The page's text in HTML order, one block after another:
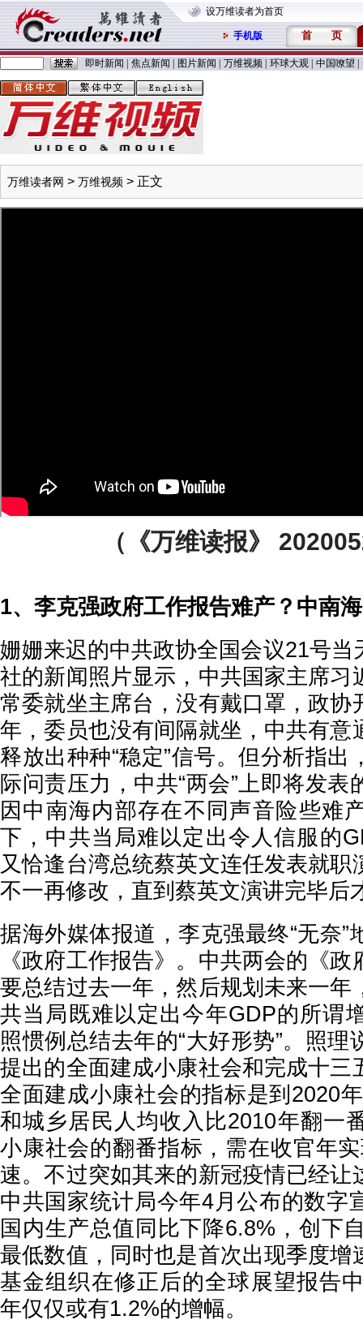
设万维读者为首页
手机版 首 页
即时新闻 焦点新闻 图片新闻 万维视频 环球大观 中国嘹望
万维读者网 > 万维视频 > 正文
（《万维读报》
1、李克强政府工作报告难产？中南
姗姗来迟的中共政协全国会议21号当
社的新闻照片显示，中共国家主席习
常委就坐主席台，没有戴口罩，政协
年，委员也没有间隔就坐，中共有意
释放出种种“稳定”信号。但分析指出
际问责压力，中共“两会”上即将发表
因中南海内部存在不同声音险些难
下，中共当局难以定出令人信服的
又恰逢台湾总统蔡英文连任发表就职
不一再修改，直到蔡英文演讲完毕后
据海外媒体报道，李克强最终“无奈”
《政府工作报告》。中共两会的《
要总结过去一年，然后规划未来一年
共当局既难以定出今年GDP的所谓
照惯例总结去年的“大好形势”。照理
提出的全面建成小康社会和完成十三
全面建成小康社会的指标是到2020
和城乡居民人均收入比2010年翻一
小康社会的翻番指标，需在收官年
速。不过突如其来的新冠疫情已经让
中共国家统计局今年4月公布的数字
国内生产总值同比下降6.8%，创下
最低数值，同时也是首次出现季度增
基金组织在修正后的全球展望报告
年仅仅或有1.2%的增幅。